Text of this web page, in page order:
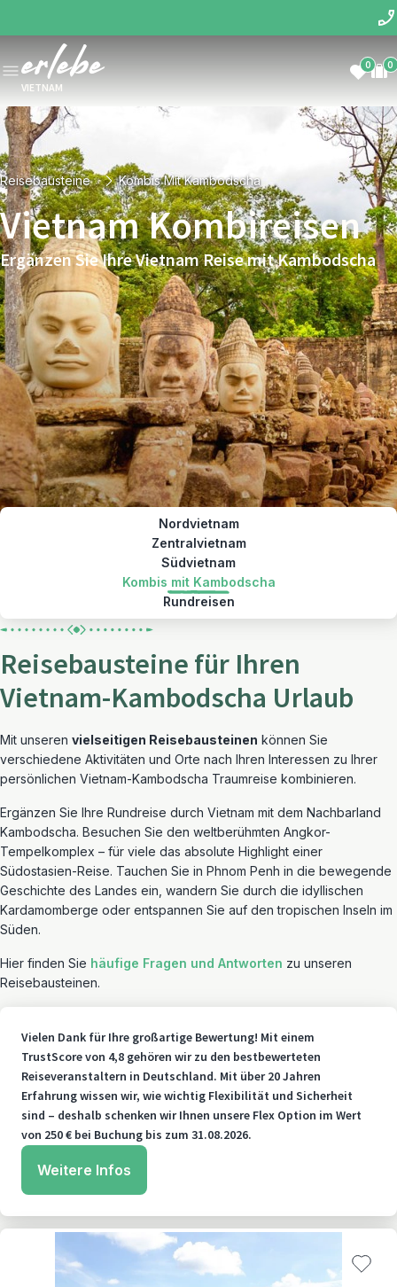
VIETNAM
0 0
Reisebausteine Kombis Mit Kambodscha
Vietnam Kombireisen
Ergänzen Sie Ihre Vietnam Reise mit Kambodscha
Nordvietnam
Zentralvietnam
Südvietnam
Kombis mit Kambodscha
Rundreisen
Reisebausteine für Ihren
Vietnam-Kambodscha Urlaub
Mit unseren vielseitigen Reisebausteinen können Sie
verschiedene Aktivitäten und Orte nach Ihren Interessen zu Ihrer
persönlichen Vietnam-Kambodscha Traumreise kombinieren.
Ergänzen Sie Ihre Rundreise durch Vietnam mit dem Nachbarland
Kambodscha. Besuchen Sie den weltberühmten Angkor-
Tempelkomplex – für viele das absolute Highlight einer
Südostasien-Reise. Tauchen Sie in Phnom Penh in die bewegende
Geschichte des Landes ein, wandern Sie durch die idyllischen
Kardamomberge oder entspannen Sie auf den tropischen Inseln im
Süden.
Hier finden Sie häufige Fragen und Antworten zu unseren
Reisebausteinen.
Vielen Dank für Ihre großartige Bewertung! Mit einem
TrustScore von 4,8 gehören wir zu den bestbewerteten
Reiseveranstaltern in Deutschland. Mit über 20 Jahren
Erfahrung wissen wir, wie wichtig Flexibilität und Sicherheit
sind – deshalb schenken wir Ihnen unsere Flex Option im Wert
von 250 € bei Buchung bis zum 31.08.2026.
Weitere Infos